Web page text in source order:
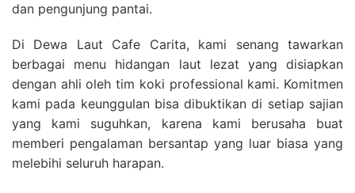
dan pengunjung pantai.
Di Dewa Laut Cafe Carita, kami senang tawarkan
berbagai menu hidangan laut lezat yang disiapkan
dengan ahli oleh tim koki professional kami. Komitmen
kami pada keunggulan bisa dibuktikan di setiap sajian
yang kami suguhkan, karena kami berusaha buat
memberi pengalaman bersantap yang luar biasa yang
melebihi seluruh harapan.